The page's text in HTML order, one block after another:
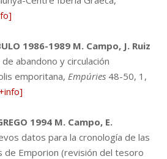
1986-1989 M. Campo, J. Ruiz
abandono y circulación
emporitana, Empúries 48-50, 1,
1994 M. Campo, E.
datos para la cronología de las
de Emporion (revisión del tesoro